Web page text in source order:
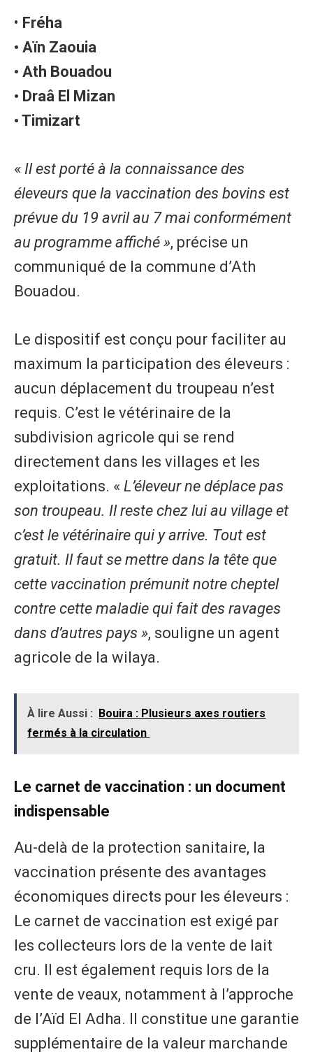
• Fréha
• Aïn Zaouia
• Ath Bouadou
• Draâ El Mizan
• Timizart
« Il est porté à la connaissance des
éleveurs que la vaccination des bovins est
prévue du 19 avril au 7 mai conformément
au programme affiché », précise un
communiqué de la commune d’Ath
Bouadou.
Le dispositif est conçu pour faciliter au
maximum la participation des éleveurs :
aucun déplacement du troupeau n’est
requis. C’est le vétérinaire de la
subdivision agricole qui se rend
directement dans les villages et les
exploitations. « L’éleveur ne déplace pas
son troupeau. Il reste chez lui au village et
c’est le vétérinaire qui y arrive. Tout est
gratuit. Il faut se mettre dans la tête que
cette vaccination prémunit notre cheptel
contre cette maladie qui fait des ravages
dans d’autres pays », souligne un agent
agricole de la wilaya.
À lire Aussi :
Bouira : Plusieurs axes routiers
fermés à la circulation
Le carnet de vaccination : un document
indispensable
Au-delà de la protection sanitaire, la
vaccination présente des avantages
économiques directs pour les éleveurs :
Le carnet de vaccination est exigé par
les collecteurs lors de la vente de lait
cru. Il est également requis lors de la
vente de veaux, notamment à l’approche
de l’Aïd El Adha. Il constitue une garantie
supplémentaire de la valeur marchande